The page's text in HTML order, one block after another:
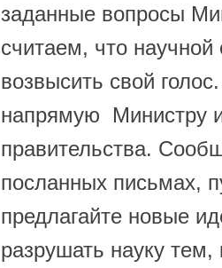
заданные вопросы
считаем, что
возвысить свой
напрямую Министру
правительства.
посланных письмах,
предлагайте новые
разрушать науку тем,